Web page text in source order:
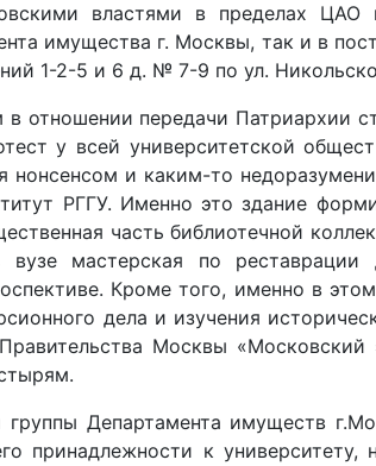
властями в пределах
имущества г. Москвы, так и в
1-2-5 и 6 д. № 7-9 по ул.
отношении передачи Патриархии
у всей университетской
нонсенсом и каким-то
РГГУ. Именно это здание
часть библиотечной
мастерская по
Кроме того, именно в
дела и изучения
Москвы «Московский
Департамента имуществ
принадлежности к